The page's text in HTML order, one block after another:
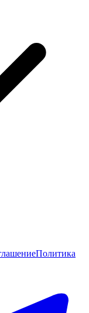
Политика